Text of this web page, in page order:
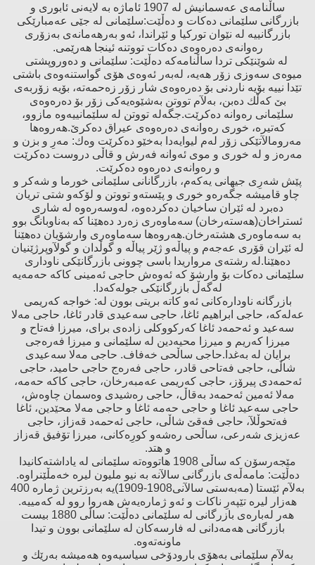
ساڵنامەى عەسمانیش لە 1907 ئاماژە بە لایەنى ئابورى و
بازرگانى سلێمانى دەكات و دەڵێت:سلێمانى لە جێى عەمبارێكى
بازرگانییە لە نێوان توركیا و ئێراندا، ئەو بەرهەمانەى بەزۆرى
رەوانەى دەرەوەى دەكات تووتنە ئینجا هەرێمى.
لە شوێنێكى تردا ساڵنامەكە دەڵێت: سلێمانى و دەوروپشتى
میوەى سەوزى زۆر هەیە، لەبەر ئەوەى هۆى گواستنەوەى باشتى
تێدا نییە بۆیە ناردنى بۆ دەرەوەى شار زۆر زەحمەتە، بۆیە زۆربەى
بێ‌ كەڵك دەبن، بەلآم تووتن بەشێوەیەكى زۆر بۆ دەرەوەى
سلێمانى رەوانە دەكرێت.جگەلە تووتن لە سلێمانییەوە مازوو،
كەتیرە، خورى رەوانەى دەرەوەى عیراق دەكرێ‌.هەروەها
مەرومالآتێكى زۆر لەم لیوایەدا بەخێو دەكرێت وەك: مەرِ و بزن و
مەرەز و لە خورى و موى ئەوانە فەرش و قاڵى دروست دەكرێت
و رەوانەى دەرەوە دەكرێت.
پێش شەرِى جیهانى یەكەم، بازرگانانى سلێمانى خورما و شەكر و
چاو قامیشە جگەرەو خورى و پێستەو تووتن و لۆكەو شتى تریان
دەبرد لە ئێران ساخیان دەكردەوە، لەوسەرەوە لە شارى
ئستراخان(هەستەرخان) سەماوەرى زەرد دەهێنا كە بەناوبانگ بوو
بە سەماوەرى هشتەرخان.هەروەها سەماوەرى وارشۆیان دەهێنا
لە ئێران قۆرى عەجەم و پیاڵەو ژێر پیاڵە و گوڵدان و گولآوپرژێنیان
دەهێنا.لە رشتەى مرواریدا باسى چوونى بازرگانێكى ناودارى
سلێمانى دەكات بۆ وارشۆ كە ئەوەش حاجى ئەمینى كاكە حەمەیە
لەگەڵ بازرگانێكى جولەكەدا.
بازرگانە ناودارەكانى ئەو كاتە بریتى بوون لە: خواجە كەریمى
عەلەكە، حاجى ابراهیم ئاغا، حاجى سەعیدى قادر ئاغا، حاجى مەلا
سەعید و ئەحمەد ئاغا كەركووكلى زادەى براى، میرزا فەتاح و
میرزا كەریم و میرزا محیەدین لە سلێمانى و میرزا فەرەجى
برایان لە بەغدا.حاجى ساڵحى خەفاف. حاجى مەلا سەعیدى
شاڵى، حاجى فەتاحى قادر، حاجى فەرەج حاجى حامید، حاجى
ئەحمەدى پیرۆز، حاجى كەریمى عەمبەرخان، حاجى كاكە حەمە،
مەلا ئەمین ئەحمەد بەقاڵ، حاجى رەشیدى وەسمان چاوەش،
حاجى سەعید ئاغا و حاجى حەمە ئاغا و حاجى مەلا محێدین، ئاغا
فەتحوڵلآ، حاجى فەقێ‌ شاڵى، حاجى ئەحمەد قەزاز، حاجى
عەزیزى شەرعى، ساڵحى رەشەو كورِەكانى، میرزا تۆفیق قەزاز
و هتد.
مێجەرسۆن كە ساڵى 1908 هاتووەتە سلێمانى لە یاداشتەكانیدا
دەڵێت: مامەڵەى بازرگانى سالآنە بە نیو ملیون لیرە خەمڵێنراوە.
بەلآم ئێستا (مەبەستى سالآنى1908-1909)یە بەرزترین ژمارە 400
هەزار لیرە تێپەرِ ناكات و ئەو ژمارەیەش هەروا روو لە كەمییە.
هەر لەبارەى بازرگانى لە سلێمانى دەڵێت: ساڵى 1880 بیست
بازرگانى هەمەدانى لە فارسەكان لە سلێمانى بوون و تیدا
ماونەتەوە.
بەلآم سلێمانى بەهۆى بارودۆخى سیاسیەوە هەمیشە بەرێك و